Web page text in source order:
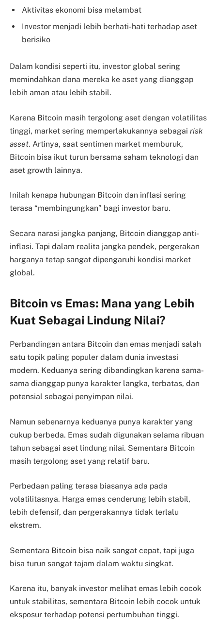
Aktivitas ekonomi bisa melambat
Investor menjadi lebih berhati-hati terhadap aset
berisiko
Dalam kondisi seperti itu, investor global sering
memindahkan dana mereka ke aset yang dianggap
lebih aman atau lebih stabil.
Karena Bitcoin masih tergolong aset dengan volatilitas
tinggi, market sering memperlakukannya sebagai risk
asset. Artinya, saat sentimen market memburuk,
Bitcoin bisa ikut turun bersama saham teknologi dan
aset growth lainnya.
Inilah kenapa hubungan Bitcoin dan inflasi sering
terasa “membingungkan” bagi investor baru.
Secara narasi jangka panjang, Bitcoin dianggap anti-
inflasi. Tapi dalam realita jangka pendek, pergerakan
harganya tetap sangat dipengaruhi kondisi market
global.
Bitcoin vs Emas: Mana yang Lebih
Kuat Sebagai Lindung Nilai?
Perbandingan antara Bitcoin dan emas menjadi salah
satu topik paling populer dalam dunia investasi
modern. Keduanya sering dibandingkan karena sama-
sama dianggap punya karakter langka, terbatas, dan
potensial sebagai penyimpan nilai.
Namun sebenarnya keduanya punya karakter yang
cukup berbeda. Emas sudah digunakan selama ribuan
tahun sebagai aset lindung nilai. Sementara Bitcoin
masih tergolong aset yang relatif baru.
Perbedaan paling terasa biasanya ada pada
volatilitasnya. Harga emas cenderung lebih stabil,
lebih defensif, dan pergerakannya tidak terlalu
ekstrem.
Sementara Bitcoin bisa naik sangat cepat, tapi juga
bisa turun sangat tajam dalam waktu singkat.
Karena itu, banyak investor melihat emas lebih cocok
untuk stabilitas, sementara Bitcoin lebih cocok untuk
eksposur terhadap potensi pertumbuhan tinggi.